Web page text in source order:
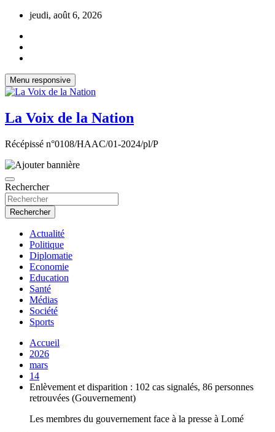
Aller
contenu
jeudi, août 6, 2026
Menu responsive
La Voix de la Nation
Récépissé n°0108/HAAC/01-2024/pl/P
Rechercher
Rechercher
Actualité
Politique
Diplomatie
Economie
Education
Santé
Médias
Société
Sports
Accueil
2026
mars
14
Enlèvement et disparition : 102 cas signalés, 86 personnes
retrouvées (Gouvernement)
Les membres du gouvernement face à la presse à Lomé